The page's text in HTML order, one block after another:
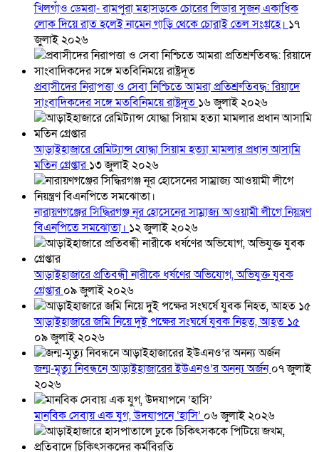
খিলগাঁও ডেমরা- রামপুরা মহাসড়কে চোরের লিডার সুজন একাধিক
লোক দিয়ে রাত হলেই নামেন গাড়ি থেকে চোরাই তেল সংগ্রহে। ১৭
জুলাই ২০২৬
প্রবাসীদের নিরাপত্তা ও সেবা নিশ্চিতে আমরা প্রতিশ্রুতিবদ্ধ: রিয়াদে
সাংবাদিকদের সঙ্গে মতবিনিময়ে রাষ্ট্রদূত ১৬ জুলাই ২০২৬
আড়াইহাজারে রেমিট্যান্স যোদ্ধা সিয়াম হত্যা মামলার প্রধান আসামি
মতিন গ্রেপ্তার১৩ জুলাই ২০২৬
নারায়ণগঞ্জের সিদ্ধিরগঞ্জ নূর হোসেনের সাম্রাজ্য আওয়ামী লীগে নিয়ন্ত্রণ
বিএনপিতে সমঝোতা। ১২ জুলাই ২০২৬
আড়াইহাজারে প্রতিবন্ধী নারীকে ধর্ষণের অভিযোগ, অভিযুক্ত যুবক
গ্রেপ্তার০৯ জুলাই ২০২৬
আড়াইহাজারে জমি নিয়ে দুই পক্ষের সংঘর্ষে যুবক নিহত, আহত ১৫
০৯ জুলাই ২০২৬
জন্ম-মৃত্যু নিবন্ধনে আড়াইহাজারের ইউএনও’র অনন্য অর্জন০৭ জুলাই
২০২৬
মানবিক সেবায় এক যুগ, উদযাপনে ‘হাসি’ ০৬ জুলাই ২০২৬